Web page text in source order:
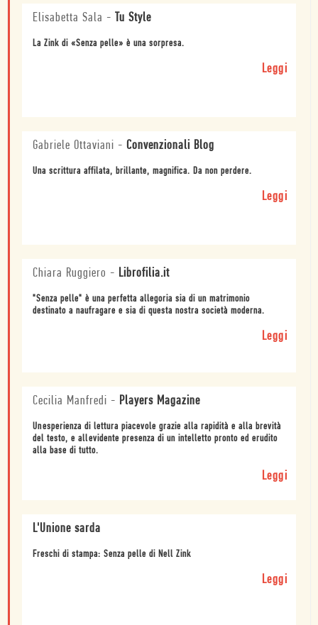
Elisabetta Sala - Tu Style
La Zink di «Senza pelle» è una sorpresa.
Leggi
Gabriele Ottaviani - Convenzionali Blog
Una scrittura affilata, brillante, magnifica. Da non perdere.
Leggi
Chiara Ruggiero - Librofilia.it
"Senza pelle" è una perfetta allegoria sia di un matrimonio
destinato a naufragare e sia di questa nostra società moderna.
Leggi
Cecilia Manfredi - Players Magazine
Unesperienza di lettura piacevole grazie alla rapidità e alla brevità
del testo, e allevidente presenza di un intelletto pronto ed erudito
alla base di tutto.
Leggi
L'Unione sarda
Freschi di stampa: Senza pelle di Nell Zink
Leggi